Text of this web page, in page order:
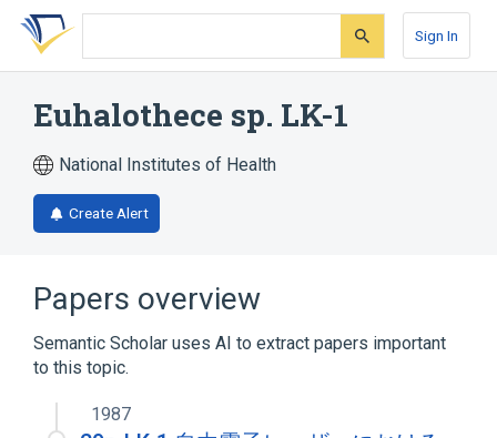
Skip
search
Skip
Skip
account
Sign In
Euhalothece sp. LK-1
National Institutes of Health
Create Alert
Papers overview
Semantic Scholar uses AI to extract papers important
to this topic.
1987